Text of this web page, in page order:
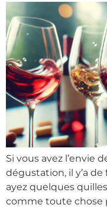
Si vous avez l’envie
dégustation, il y’a
ayez quelques
comme toute chose